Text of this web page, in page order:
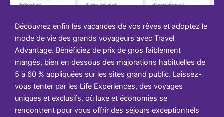
Découvrez enfin les vacances de vos rêves et adoptez le
mode de vie des grands voyageurs avec Travel
Advantage. Bénéficiez de prix de gros faiblement
margés, bien en dessous des majorations habituelles de
5 à 60 % appliquées sur les sites grand public. Laissez-
vous tenter par les Life Experiences, des voyages
uniques et exclusifs, où luxe et économies se
rencontrent pour vous offrir des séjours exceptionnels